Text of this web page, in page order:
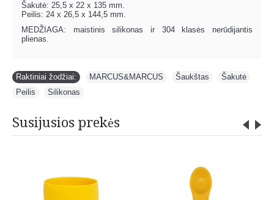
Šakutė: 25,5 x 22 x 135 mm.
Peilis: 24 x 26,5 x 144,5 mm.
MEDŽIAGA: maistinis silikonas ir 304 klasės nerūdijantis
plienas.
Raktiniai žodžiai: MARCUS&MARCUS Šaukštas Šakutė
Peilis
Silikonas
Susijusios prekės